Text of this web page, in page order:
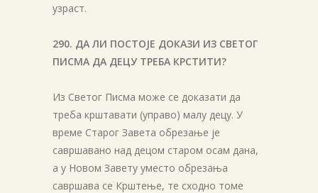
узраст.
290. ДА ЛИ ПОСТОЈЕ ДОКАЗИ ИЗ СВЕТОГ
ПИСМА ДА ДЕЦУ ТРЕБА КРСТИТИ?
Из Светог Писма може се доказати да
треба крштавати (управо) малу децу. У
време Старог Завета обрезање је
савршавано над децом старом осам дана,
а у Новом Завету уместо обрезања
савршава се Крштење, те сходно томе